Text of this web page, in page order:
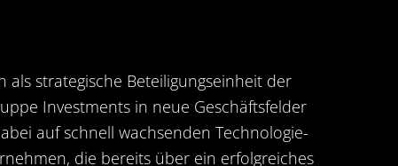
als strategische Beteiligungseinheit der
Investments in neue Geschäftsfelder
auf schnell wachsenden Technologie-
die bereits über ein erfolgreiches